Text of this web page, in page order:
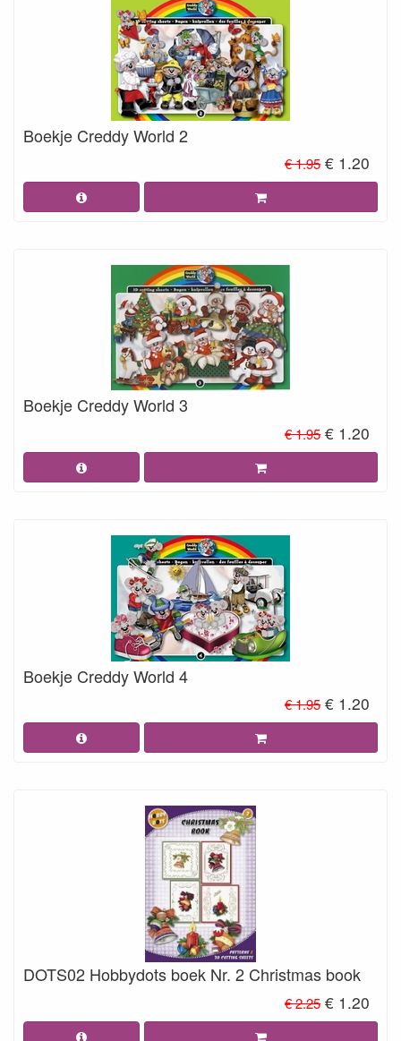
Boekje Creddy World 2
€ 1.95 € 1.20
Boekje Creddy World 3
€ 1.95 € 1.20
Boekje Creddy World 4
€ 1.95 € 1.20
DOTS02 Hobbydots boek Nr. 2 Christmas book
€ 2.25 € 1.20